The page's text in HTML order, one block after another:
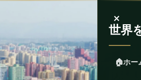
×
世界
🏠ホー